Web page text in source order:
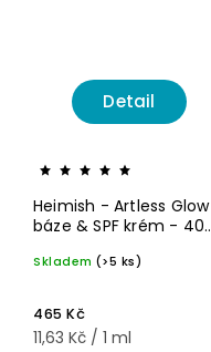
Detail
Heimish - Artless Glow
báze & SPF krém - 40
Skladem (>5 ks)
465 Kč
11,63 Kč / 1 ml